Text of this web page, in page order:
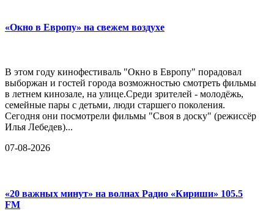
«Окно в Европу» на свежем воздухе
В этом году кинофестиваль "Окно в Европу" порадовал
выборжан и гостей города возможностью смотреть фильмы
в летнем кинозале, на улице.Среди зрителей - молодёжь,
семейные пары с детьми, люди старшего поколения.
Сегодня они посмотрели фильмы "Своя в доску" (режиссёр
Илья Лебедев)...
07-08-2026
«20 важных минут» на волнах Радио «Кириши» 105.5
FM